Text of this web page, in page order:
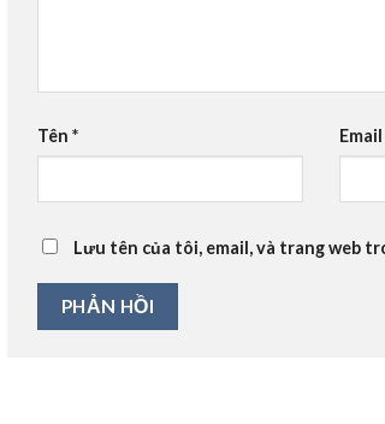
Tên * Email
Lưu tên của tôi, email, và trang web